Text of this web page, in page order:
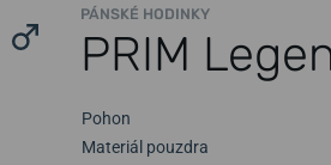
PÁNSKÉ HODINKY
PRIM
Pohon
Materiál pouzdra